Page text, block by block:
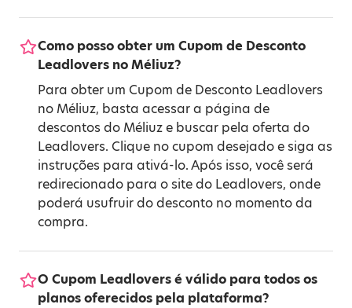
Como posso obter um Cupom de Desconto
Leadlovers no Méliuz?
Para obter um Cupom de Desconto Leadlovers
no Méliuz, basta acessar a página de
descontos do Méliuz e buscar pela oferta do
Leadlovers. Clique no cupom desejado e siga as
instruções para ativá-lo. Após isso, você será
redirecionado para o site do Leadlovers, onde
poderá usufruir do desconto no momento da
compra.
O Cupom Leadlovers é válido para todos os
planos oferecidos pela plataforma?